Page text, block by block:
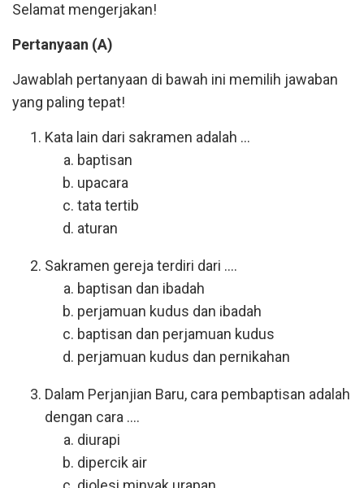
Selamat mengerjakan!
Pertanyaan (A)
Jawablah pertanyaan di bawah ini memilih jawaban
yang paling tepat!
Kata lain dari sakramen adalah ...
baptisan
upacara
tata tertib
aturan
Sakramen gereja terdiri dari ....
baptisan dan ibadah
perjamuan kudus dan ibadah
baptisan dan perjamuan kudus
perjamuan kudus dan pernikahan
Dalam Perjanjian Baru, cara pembaptisan adalah
dengan cara ....
diurapi
dipercik air